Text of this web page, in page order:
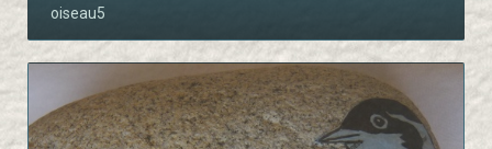
oiseau5